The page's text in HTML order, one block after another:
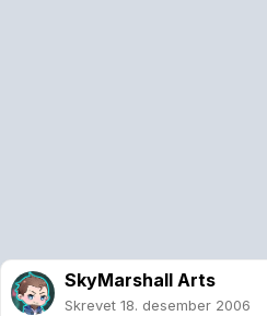
SkyMarshall Arts
Skrevet 18. desember 2006